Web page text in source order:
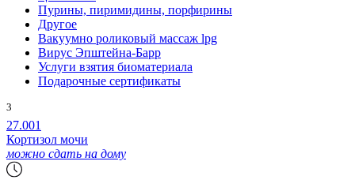
Пурины, пиримидины, порфирины
Другое
Вакуумно роликовый массаж lpg
Вирус Эпштейна-Барр
Услуги взятия биоматериала
Подарочные сертификаты
3
27.001
Кортизол мочи
можно сдать на дому